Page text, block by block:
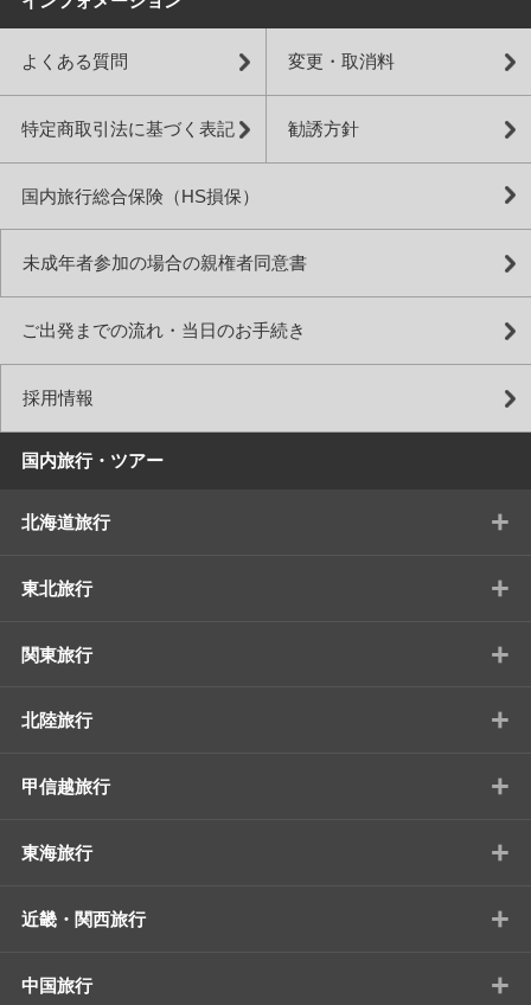
よくある質問 変更・取消料
特定商取引法に基づく表記 勧誘方針
国内旅行総合保険（HS損保）
未成年者参加の場合の親権者同意書
ご出発までの流れ・当日のお手続き
採用情報
国内旅行・ツアー
北海道旅行 +
東北旅行 +
関東旅行 +
北陸旅行 +
甲信越旅行 +
東海旅行 +
近畿・関西旅行 +
中国旅行 +